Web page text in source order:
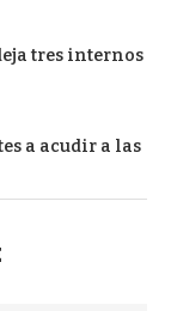
tres internos
a acudir a las